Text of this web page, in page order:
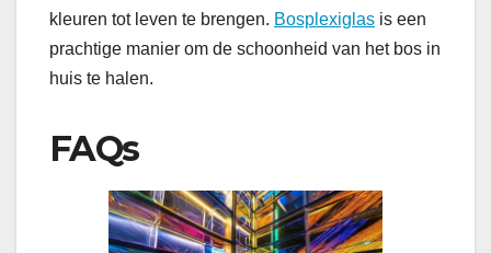
kleuren tot leven te brengen. Bosplexiglas is een
prachtige manier om de schoonheid van het bos in
huis te halen.
FAQs